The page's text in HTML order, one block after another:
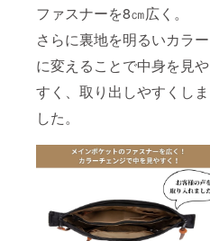
ファスナーを8㎝広く。
さらに裏地を明るいカラー
に変えることで中身を見や
すく、取り出しやすくしま
した。